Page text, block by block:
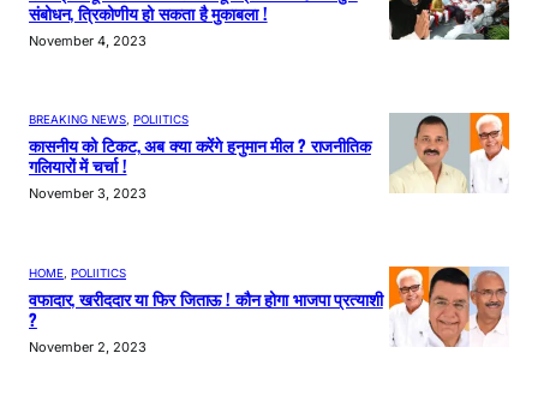
संबोधन, त्रिकोणीय हो सकता है मुकाबला !
November 4, 2023
BREAKING NEWS POLIITICS
कासनीय को टिकट, अब क्या करेंगे हनुमान मील ? राजनीतिक
गलियारों में चर्चा !
November 3, 2023
HOME POLIITICS
वफादार, खरीददार या फिर जिताऊ ! कौन होगा भाजपा प्रत्याशी
?
November 2, 2023